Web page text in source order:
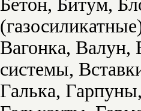
Бетон, Битум,
Вагонка, Валун,
системы,
Галька,